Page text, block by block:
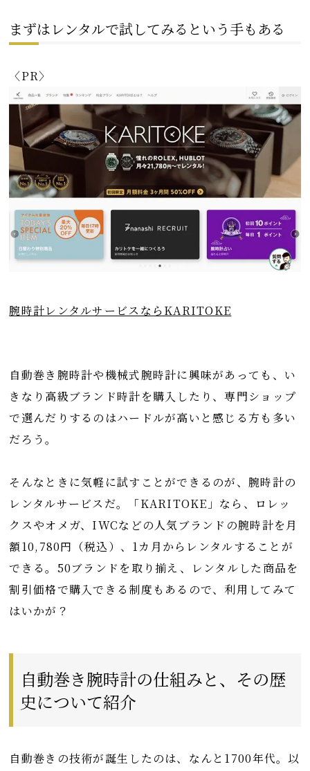
まずはレンタルで試してみるという手もある
〈PR〉
腕時計レンタルサービスならKARITOKE
自動巻き腕時計や機械式腕時計に興味があっても、い
きなり高級ブランド時計を購入したり、専門ショップ
で選んだりするのはハードルが高いと感じる方も多い
だろう。
そんなときに気軽に試すことができるのが、腕時計の
レンタルサービスだ。「KARITOKE」なら、ロレッ
クスやオメガ、IWCなどの人気ブランドの腕時計を月
額10,780円（税込）、1カ月からレンタルすることが
できる。50ブランドを取り揃え、レンタルした商品を
割引価格で購入できる制度もあるので、利用してみて
はいかが？
自動巻き腕時計の仕組みと、その歴
史について紹介
自動巻きの技術が誕生したのは、なんと1700年代。以